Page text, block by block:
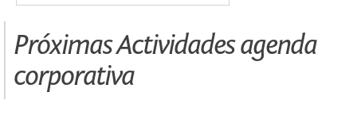
Próximas Actividades agenda
corporativa